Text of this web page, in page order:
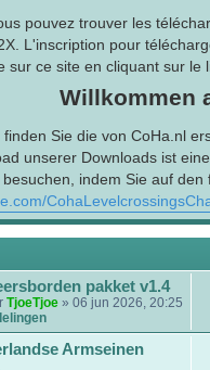
pouvez trouver les
L'inscription pour
sur ce site en cliquant sur le
Willkommen
Sie die von CoHa.nl
unserer Downloads ist
indem Sie auf den
pakket v1.4
TjoeTjoe » 06 jun 2026, 20:25
Armseinen